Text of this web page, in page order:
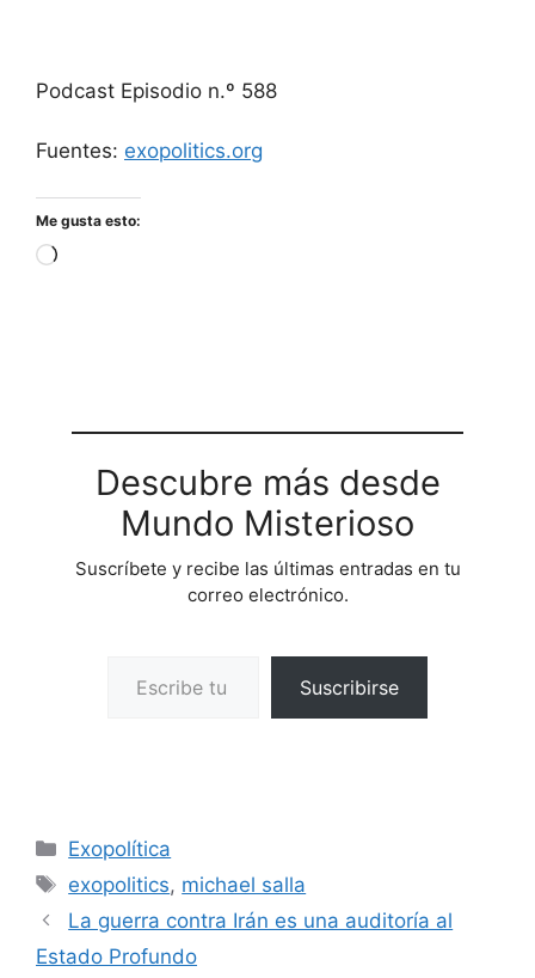
Podcast Episodio n.º 588
Fuentes: exopolitics.org
Me gusta esto:
Cargando...
Descubre más desde
Mundo Misterioso
Suscríbete y recibe las últimas entradas en tu
correo electrónico.
Suscribirse
Categorías
Exopolítica
Etiquetas
exopolitics, michael salla
La guerra contra Irán es una auditoría al
Estado Profundo